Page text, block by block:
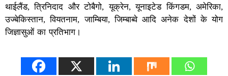
थाईलैंड, त्रिनिदाद और टोबैगो, यूक्रेन, यूनाइटेड किंगडम, अमेरिका,
उज्बेकिस्तान, वियतनाम, जाम्बिया, जिम्बाब्वे आदि अनेक देशों के योग
जिज्ञासुओं का प्रतिभाग।